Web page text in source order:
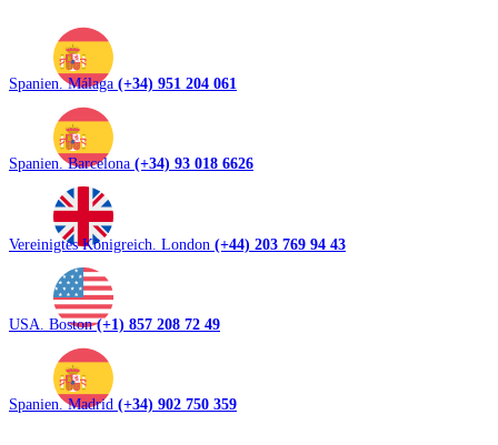
Spanien. Málaga (+34) 951 204 061
Spanien. Barcelona (+34) 93 018 6626
Vereinigtes Königreich. London (+44) 203 769 94 43
USA. Boston(+1) 857 208 72 49
Spanien. Madrid (+34) 902 750 359